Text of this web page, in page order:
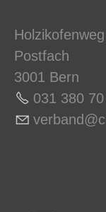
Postfach
3001 Bern
031 380
v rb nd